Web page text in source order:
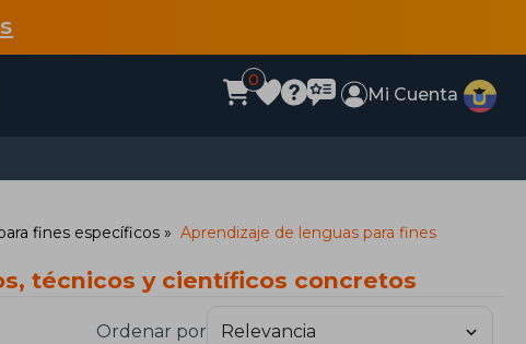
0
Mi Cuenta
fines específicos
Aprendizaje de lenguas para fines
técnicos y científicos concretos
Ordenar por